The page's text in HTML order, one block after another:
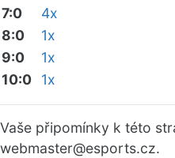
7:0
4x
8:0
1x
9:0
1x
10:0
1x
Vaše připomínky k této
webmaster@esports.cz.